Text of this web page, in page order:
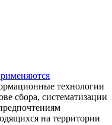
технологии
сбора, систематизации
на территории